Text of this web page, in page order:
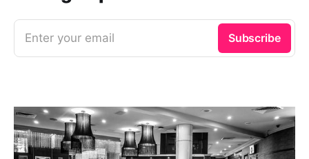
Enter your email Subscribe